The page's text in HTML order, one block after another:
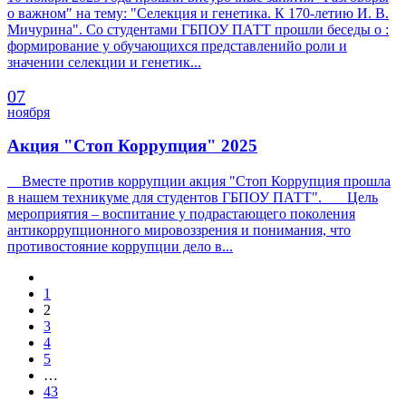
о важном" на тему: "Селекция и генетика. К 170-летию И. В.
Мичурина". Со студентами ГБПОУ ПАТТ прошли беседы о :
формирование у обучающихся представленийо роли и
значении селекции и генетик...
07
ноября
Акция "Стоп Коррупция" 2025
Вместе против коррупции акция "Стоп Коррупция прошла
в нашем техникуме для студентов ГБПОУ ПАТТ". Цель
мероприятия – воспитание у подрастающего поколения
антикоррупционного мировоззрения и понимания, что
противостояние коррупции дело в...
1
2
3
4
5
…
43